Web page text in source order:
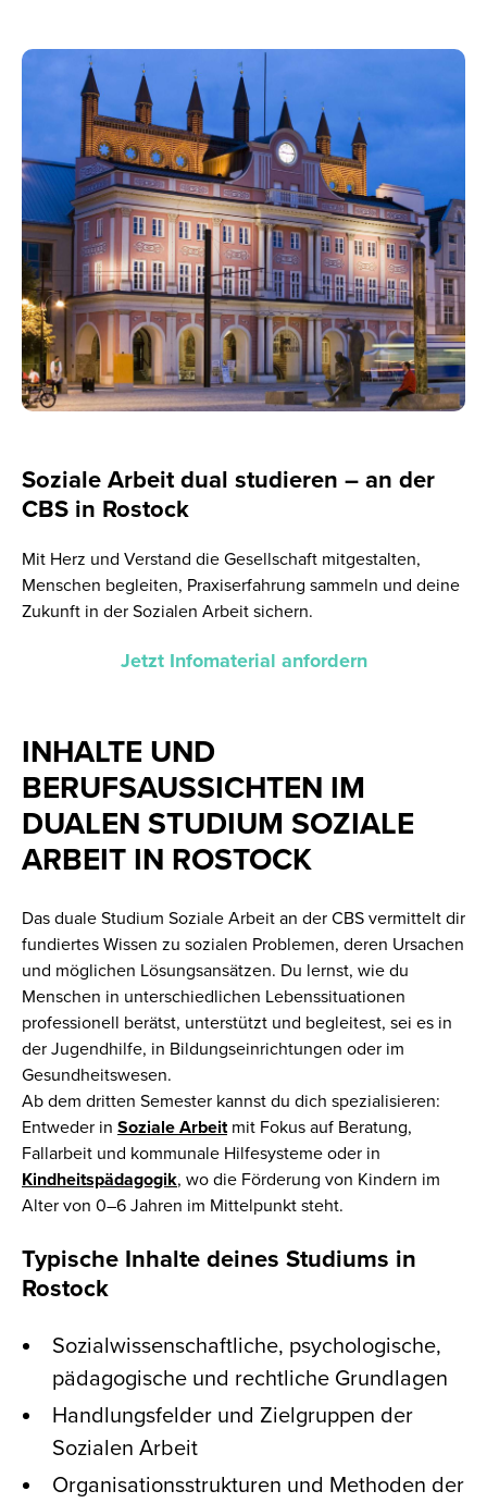
Soziale Arbeit dual studieren – an der
CBS in Rostock
Mit Herz und Verstand die Gesellschaft mitgestalten,
Menschen begleiten, Praxiserfahrung sammeln und deine
Zukunft in der Sozialen Arbeit sichern.
Jetzt Infomaterial anfordern
INHALTE UND
BERUFSAUSSICHTEN IM
DUALEN STUDIUM SOZIALE
ARBEIT IN ROSTOCK
Das duale Studium Soziale Arbeit an der CBS vermittelt dir
fundiertes Wissen zu sozialen Problemen, deren Ursachen
und möglichen Lösungsansätzen. Du lernst, wie du
Menschen in unterschiedlichen Lebenssituationen
professionell berätst, unterstützt und begleitest, sei es in
der Jugendhilfe, in Bildungseinrichtungen oder im
Gesundheitswesen.
Ab dem dritten Semester kannst du dich spezialisieren:
Entweder in Soziale Arbeitmit Fokus auf Beratung,
Fallarbeit und kommunale Hilfesysteme oder in
Kindheitspädagogik, wo die Förderung von Kindern im
Alter von 0–6 Jahren im Mittelpunkt steht.
Typische Inhalte deines Studiums in
Rostock
Sozialwissenschaftliche, psychologische,
pädagogische und rechtliche Grundlagen
Handlungsfelder und Zielgruppen der
Sozialen Arbeit
Organisationsstrukturen und Methoden der